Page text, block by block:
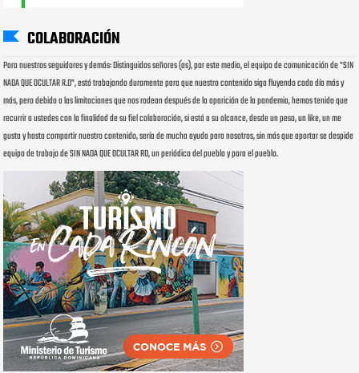
COLABORACIÓN
Para nuestros seguidores y demás: Distinguidos señores (as), por este medio, el equipo de comunicación de "SIN
NADA QUE OCULTAR R.D", está trabajando duramente para que nuestro contenido siga fluyendo cada día más y
más, pero debido a las limitaciones que nos rodean después de la aparición de la pandemia, hemos tenido que
recurrir a ustedes con la finalidad de su fiel colaboración, si está a su alcance, desde un peso, un like, un me
gusta y hasta compartir nuestro contenido, sería de mucha ayuda para nosotros, sin más que aportar se despide
equipo de trabajo de SIN NADA QUE OCULTAR RD, un periódico del pueblo y para el pueblo.